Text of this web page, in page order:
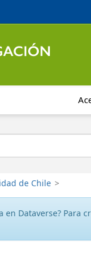
de Chile >
en Dataverse? Para